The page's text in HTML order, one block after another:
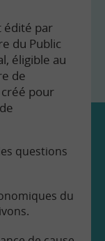
édité par
du Public
éligible au
de
créé pour
questions
du